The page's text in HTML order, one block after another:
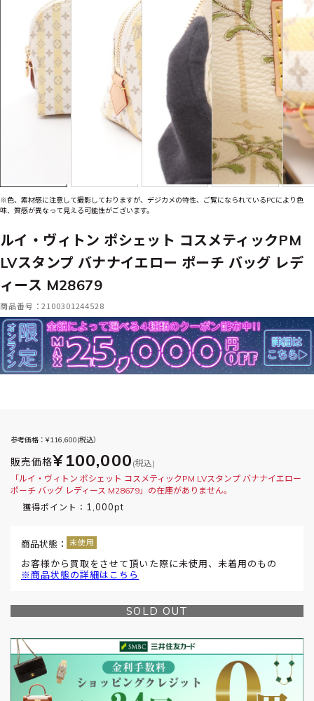
※色、素材感に注意して撮影しておりますが、デジカメの特性、ご覧になられているPCにより色
味、質感が異なって見える可能性がございます。
ルイ・ヴィトン ポシェット コスメティックPM
LVスタンプ バナナイエロー ポーチ バッグ レデ
ィース M28679
商品番号：2100301244528
参考価格：¥116,600(税込）
販売価格¥100,000 (税込)
「ルイ・ヴィトン ポシェット コスメティックPM LVスタンプ バナナイエロー
ポーチ バッグ レディース M28679」の在庫がありません。
獲得ポイント： 1,000pt
商品状態：
お客様から買取をさせて頂いた際に未使用、未着用のもの
※商品状態の詳細はこちら
SOLD OUT